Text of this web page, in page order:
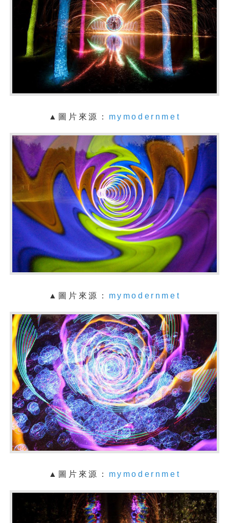
▲圖片來源： mymodernmet
▲圖片來源： mymodernmet
▲圖片來源： mymodernmet